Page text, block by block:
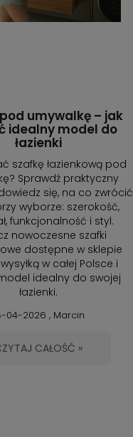
umywalkę – jak
idealny model do
łazienki
04-2026 , Marcin
szafkę łazienkową pod
Sprawdź praktyczny
się, na co zwrócić
wyborze: szerokość,
funkcjonalność i styl.
nowoczesne szafki
dostępne w sklepie
w całej Polsce i
idealny do swojej
łazienki.
CAŁOŚĆ »